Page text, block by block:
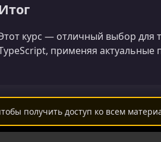
Итог
курс — отличный выбор для
применяя актуальные
получить доступ ко всем